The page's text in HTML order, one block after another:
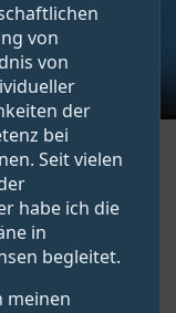
von
von
der
bei
Seit vielen
habe ich die
in
begleitet.
meinen